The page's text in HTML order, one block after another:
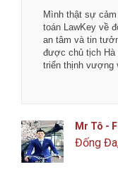
Mình thật sự
toán LawKey về
an tâm và tin
được chủ tịch Hà
triển thịnh vượng
Mr Tô -
Đống